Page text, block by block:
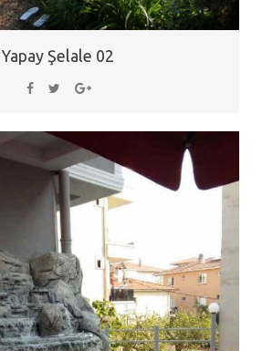
Yapay Şelale 02